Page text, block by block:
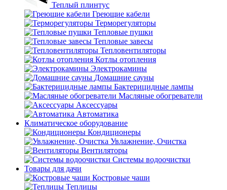
Теплый плинтус
Греющие кабели
Терморегуляторы
Тепловые пушки
Тепловые завесы
Тепловентиляторы
Котлы отопления
Электрокамины
Домашние сауны
Бактерицидные лампы
Масляные обогреватели
Аксессуары
Автоматика
Климатическое оборудование
Кондиционеры
Увлажнение, Очистка
Вентиляторы
Системы водоочистки
Товары для дачи
Костровые чаши
Теплицы